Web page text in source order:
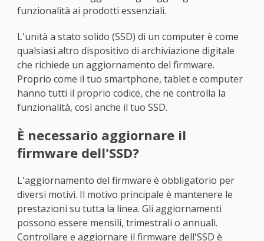
funzionalità ai prodotti essenziali.
L'unità a stato solido (SSD) di un computer è come
qualsiasi altro dispositivo di archiviazione digitale
che richiede un aggiornamento del firmware.
Proprio come il tuo smartphone, tablet e computer
hanno tutti il proprio codice, che ne controlla la
funzionalità, così anche il tuo SSD.
È necessario aggiornare il
firmware dell'SSD?
L'aggiornamento del firmware è obbligatorio per
diversi motivi. Il motivo principale è mantenere le
prestazioni su tutta la linea. Gli aggiornamenti
possono essere mensili, trimestrali o annuali.
Controllare e aggiornare il firmware dell'SSD è